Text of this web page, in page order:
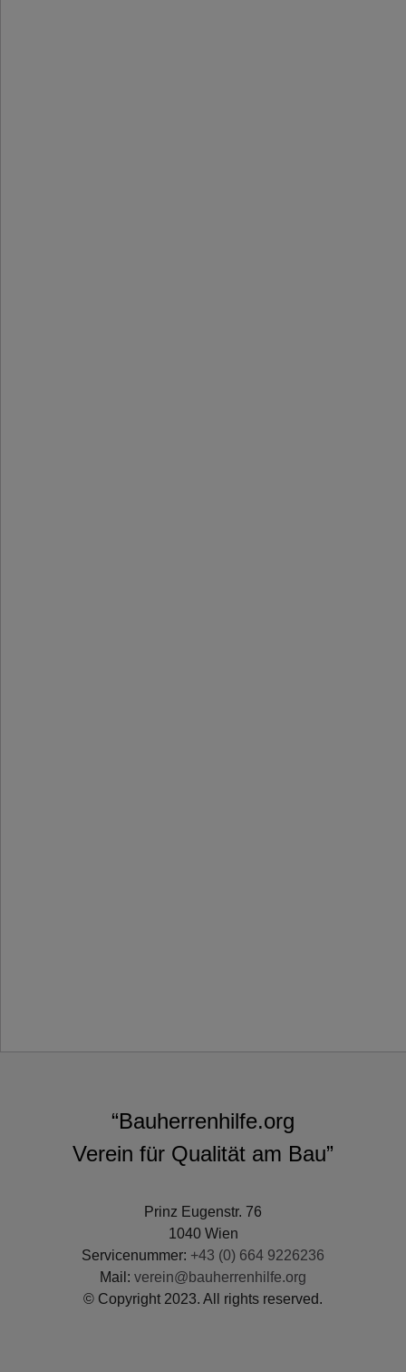
“Bauherrenhilfe.org
Verein für Qualität am Bau”
Prinz Eugenstr. 76
1040 Wien
Servicenummer: +43 (0) 664 9226236
Mail: verein@bauherrenhilfe.org
© Copyright 2023. All rights reserved.